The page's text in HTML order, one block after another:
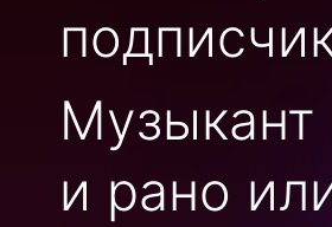
Музыкант
и рано